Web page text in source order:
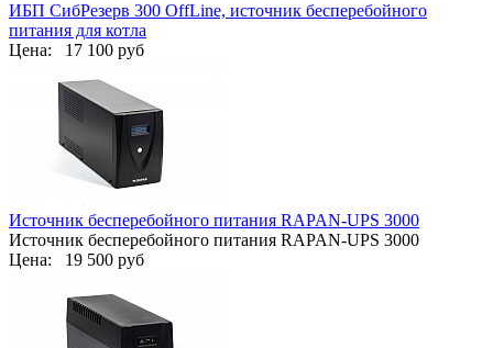
ИБП СибРезерв 300 OffLine, источник бесперебойного
питания для котла
Цена: 17 100 руб
Источник бесперебойного питания RAPAN-UPS 3000
Источник бесперебойного питания RAPAN-UPS 3000
Цена: 19 500 руб